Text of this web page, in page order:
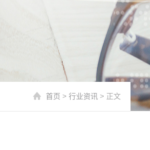
首页 > 行业资讯 > 正文